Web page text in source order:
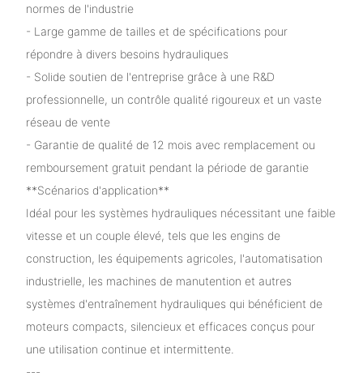
normes de l'industrie
- Large gamme de tailles et de spécifications pour
répondre à divers besoins hydrauliques
- Solide soutien de l'entreprise grâce à une R&D
professionnelle, un contrôle qualité rigoureux et un vaste
réseau de vente
- Garantie de qualité de 12 mois avec remplacement ou
remboursement gratuit pendant la période de garantie
**Scénarios d'application**
Idéal pour les systèmes hydrauliques nécessitant une faible
vitesse et un couple élevé, tels que les engins de
construction, les équipements agricoles, l'automatisation
industrielle, les machines de manutention et autres
systèmes d'entraînement hydrauliques qui bénéficient de
moteurs compacts, silencieux et efficaces conçus pour
une utilisation continue et intermittente.
---